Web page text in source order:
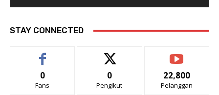
STAY CONNECTED
0
Fans
0
Pengikut
22,800
Pelanggan